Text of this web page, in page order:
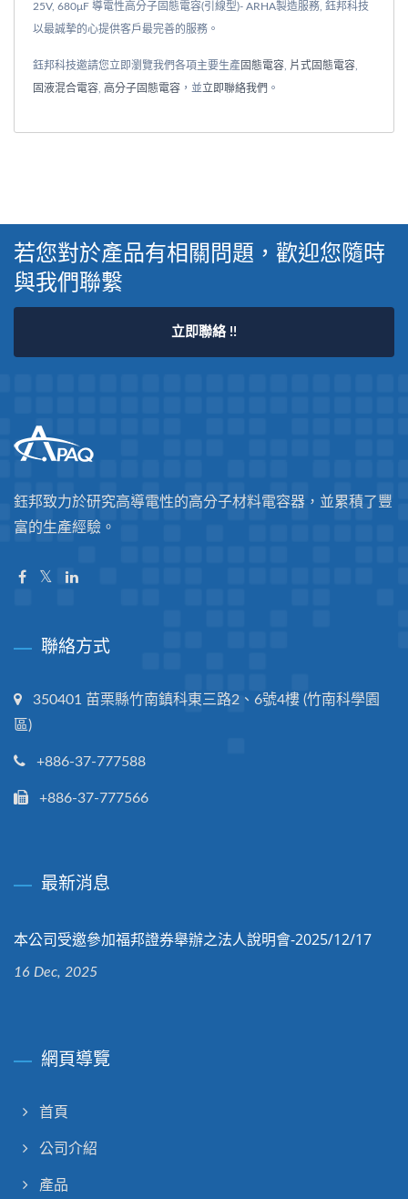
25V, 680μF 導電性高分子固態電容(引線型)- ARHA製造服務, 鈺邦科技
以最誠摯的心提供客戶最完善的服務。
鈺邦科技邀請您立即瀏覽我們各項主要生產固態電容, 片式固態電容,
固液混合電容, 高分子固態電容 ，並立即聯絡我們 。
若您對於產品有相關問題，歡迎您隨時
與我們聯繫
立即聯絡 !!
鈺邦致力於研究高導電性的高分子材料電容器，並累積了豐
富的生產經驗。
聯絡方式
350401 苗栗縣竹南鎮科東三路2、6號4樓 (竹南科學園
區)
+886-37-777588
+886-37-777566
最新消息
本公司受邀參加福邦證券舉辦之法人說明會-2025/12/17
16 Dec, 2025
網頁導覽
首頁
公司介紹
產品